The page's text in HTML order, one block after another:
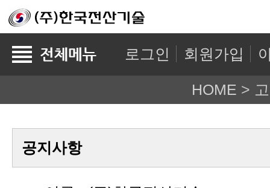
로그인 회원가입
HOME >
공지사항